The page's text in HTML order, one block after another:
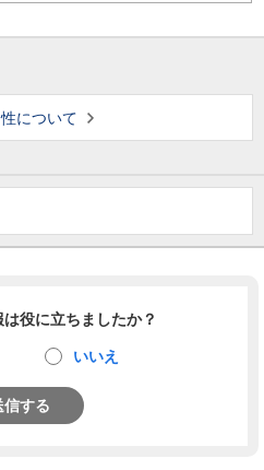
について
役に立ちましたか？
いいえ
信する